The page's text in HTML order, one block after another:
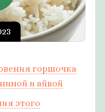
горшочка
и айвой
этого